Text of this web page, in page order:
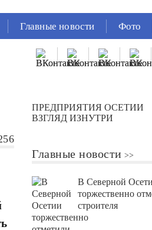
Главные новости Фото
ПРЕДПРИЯТИЯ ОСЕТИИ
ВЗГЛЯД ИЗНУТРИ
Главные новости
В Северной
торжественно
строителя